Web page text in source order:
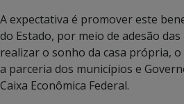
A expectativa é promover este
do Estado, por meio de adesão
realizar o sonho da casa própria,
a parceria dos municípios e
Caixa Econômica Federal.